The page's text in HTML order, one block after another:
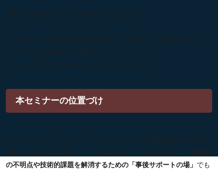
皆様のご参加を心よりお待ちしております。
※当セミナーは無料で参加可能です、顔出しも必須ではござい
ませんのでお気軽にご参加ください。
※マイクは常時ミュートでの参加となります。
本セミナーの位置づけ
本セミナーは、マーケティングテクノロジスト認定講座【WACA公
式】（旧上級GA4講座）の「事前説明会」であると同時に、 受講後
の不明点や技術的課題を解消するための「事後サポートの場」 でも